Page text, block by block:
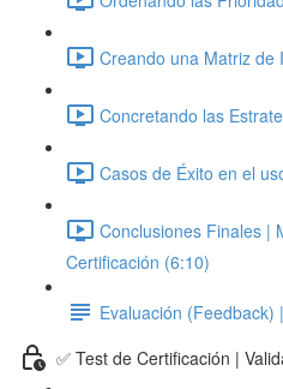
Creando una Matriz de
Concretando las
Casos de Éxito en el
Conclusiones Finales |
Certificación (6:10)
Evaluación (Feedback)
✅ Test de Certificación |